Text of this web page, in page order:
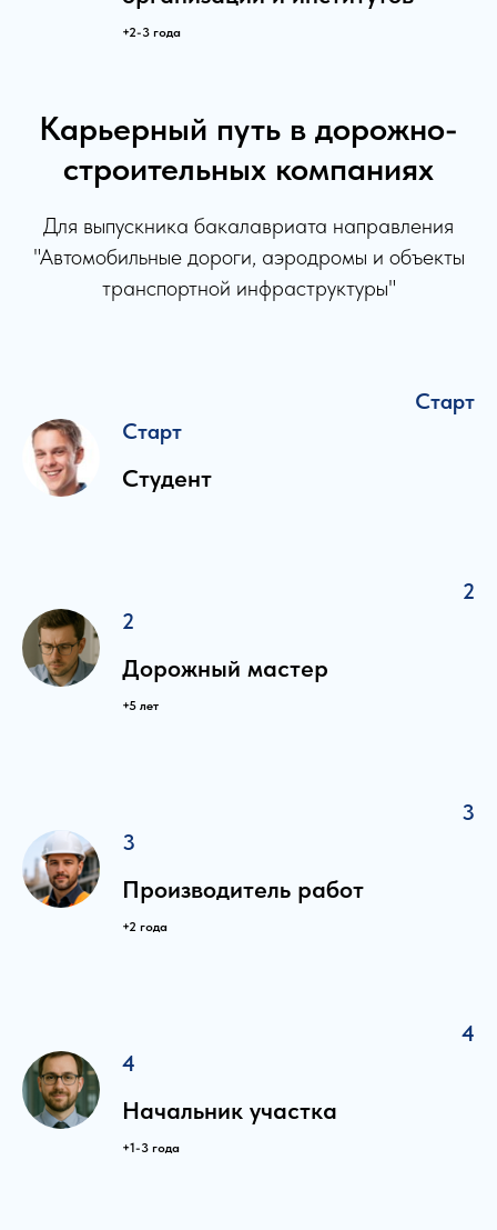
+2-3 года
Карьерный путь в дорожно-
строительных компаниях
Для выпускника бакалавриата направления
"Автомобильные дороги, аэродромы и объекты
транспортной инфраструктуры"
Старт
Старт
Студент
2
2
Дорожный мастер
+5 лет
3
3
Производитель работ
+2 года
4
4
Начальник участка
+1-3 года